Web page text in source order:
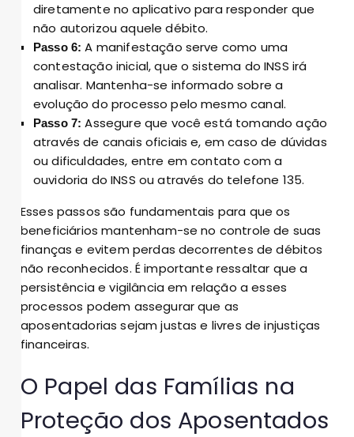
diretamente no aplicativo para responder que
não autorizou aquele débito.
Passo 6: A manifestação serve como uma
contestação inicial, que o sistema do INSS irá
analisar. Mantenha-se informado sobre a
evolução do processo pelo mesmo canal.
Passo 7: Assegure que você está tomando ação
através de canais oficiais e, em caso de dúvidas
ou dificuldades, entre em contato com a
ouvidoria do INSS ou através do telefone 135.
Esses passos são fundamentais para que os
beneficiários mantenham-se no controle de suas
finanças e evitem perdas decorrentes de débitos
não reconhecidos. É importante ressaltar que a
persistência e vigilância em relação a esses
processos podem assegurar que as
aposentadorias sejam justas e livres de injustiças
financeiras.
O Papel das Famílias na
Proteção dos Aposentados